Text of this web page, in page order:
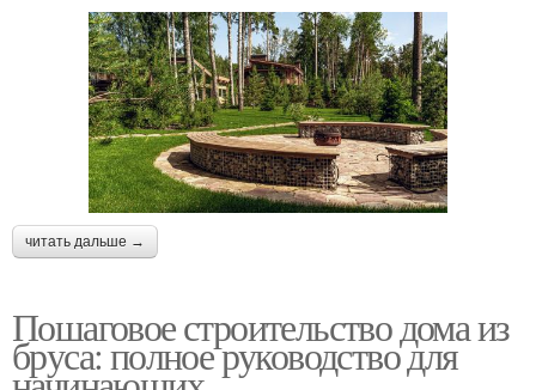
читать дальше →
Пошаговое строительство дома из
бруса: полное руководство для